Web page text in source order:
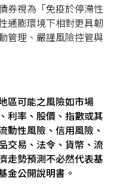
券視為「免疫於停滯性
通膨環境下相對更具韌
管理、嚴謹風險控管與
區可能之風險如市場
利率、股價、指數或其
動性風險、信用風險、
交易、法令、貨幣、流
走勢預測不必然代表基
金公開說明書。